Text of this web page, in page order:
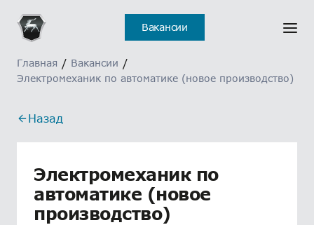
Вакансии
Главная / Вакансии /
Электромеханик по автоматике (новое производство)
Назад
Электромеханик по
автоматике (новое
производство)
Отклик на вакансию
отправлен
Ошибка